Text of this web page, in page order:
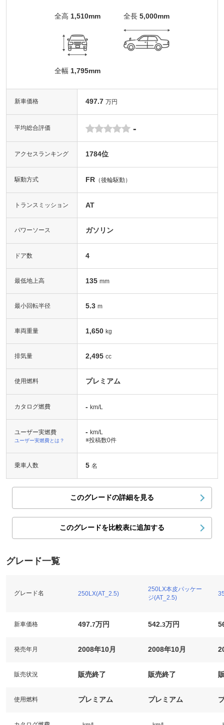
全高 1,510mm
全幅 1,795mm
全長 5,000mm
新車価格 497.7 万円
平均総合評価 -
アクセスランキング 1784位
駆動方式 FR （後輪駆動）
トランスミッション AT
パワーソース ガソリン
ドア数 4
最低地上高 135 mm
最小回転半径 5.3 m
車両重量 1,650 kg
排気量 2,495 cc
使用燃料 プレミアム
カタログ燃費 - km/L
ユーザー実燃費
ユーザー実燃費とは？
- km/L
※投稿数0件
乗車人数 5 名
このグレードの詳細を見る
このグレードを比較表に追加する
グレード一覧
グレード名 250LX(AT_2.5)
250LX本皮パッケー
ジ(AT_2.5)
新車価格 497.7万円 542.3万円
発売年月 2008年10月 2008年10月
販売状況 販売終了 販売終了
使用燃料 プレミアム プレミアム